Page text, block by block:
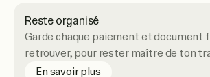
Reste organisé
Garde chaque paiement et document
retrouver, pour rester maître de ton
En savoir plusabout staying organized